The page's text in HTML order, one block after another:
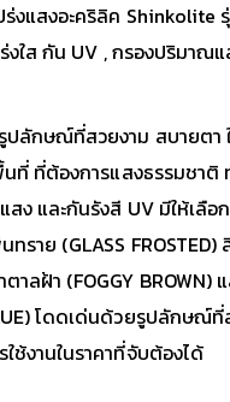
งแสงอะคริลิค Shinkolite
งใส กัน UV , กรองปริมาณ
ปลักษณ์ที่สวยงาม สบายตา
นที่ ที่ต้องการแสงธรรมชาติ
ง และกันรังสี UV มีให้เลื
ราย (GLASS FROSTED)
ตาลฝ้า (FOGGY BROWN)
โดดเด่นด้วยรูปลักษณ์
ช้งานในราคาที่จับต้องได้